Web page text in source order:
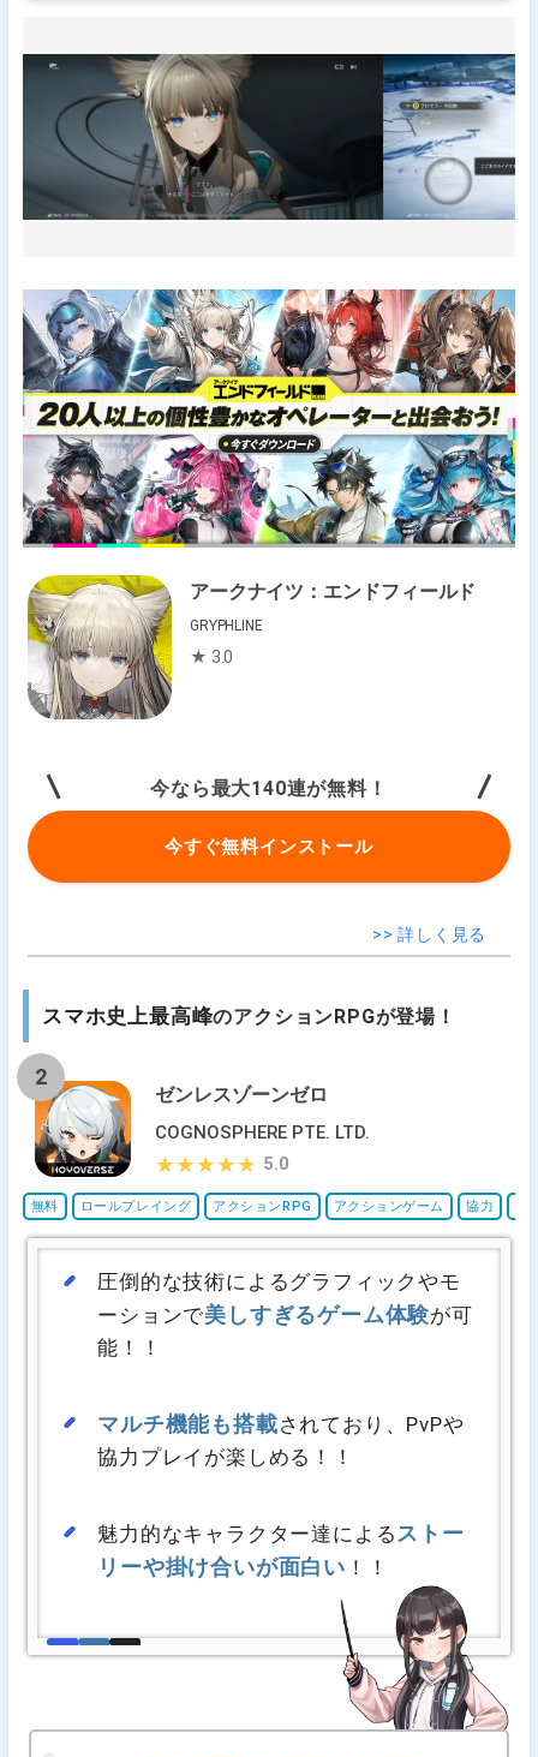
アークナイツ：エンドフィールド
GRYPHLINE
★ 3.0
今なら最大140連が無料！
今すぐ無料インストール
>> 詳しく見る
スマホ史上最高峰のアクションRPGが登場！
ゼンレスゾーンゼロ
2
COGNOSPHERE PTE. LTD.
無料 ロールプレイング アクションRPG アクションゲーム 協力
5.0
★★★★★
★★★★★
圧倒的な技術によるグラフィックやモ
ーションで美しすぎるゲーム体験が可
能！！
マルチ機能も搭載されており、PvPや
協力プレイが楽しめる！！
魅力的なキャラクター達による ストー
リーや掛け合いが面白い ！！